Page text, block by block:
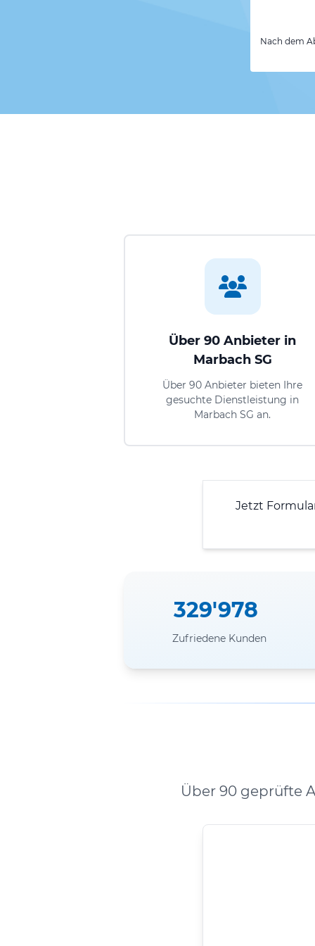
Nach dem
Über 90 Anbieter in
Marbach SG
Über 90 Anbieter bieten Ihre
gesuchte Dienstleistung in
Marbach SG an.
Jetzt
329'978
Zufriedene Kunden
Über 90 geprüfte